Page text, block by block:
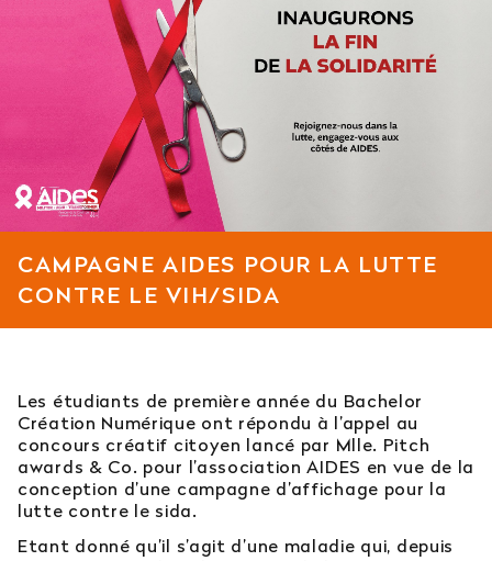
VIE ÉTUDIANTE
ENTREPRISE
NOS RÉSULTATS
CAMPAGNE AIDES POUR LA LUTTE
CONTRE LE VIH/SIDA
Les étudiants de première année du Bachelor
Création Numérique ont répondu à l’appel au
concours créatif citoyen lancé par Mlle. Pitch
awards & Co. pour l’association AIDES en vue de la
conception d’une campagne d’affichage pour la
lutte contre le sida.
Etant donné qu’il s’agit d’une maladie qui, depuis
Avez-vous des journées portes ouvertes ?
Quelle est la différence entre un bachelor et
une licence ?
Est-ce que vous proposez des bourses ?
année ?
Quelles sont les poursuites d’études ?
Orientation : vous ne trouvez
pas votre réponse ?